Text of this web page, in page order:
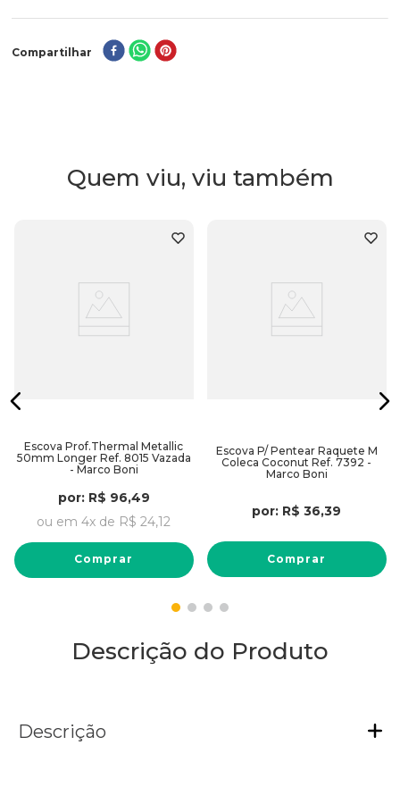
Compartilhar
Quem viu, viu também
Escova Prof.Thermal Metallic
50mm Longer Ref. 8015 Vazada
- Marco Boni
por: R$ 96,49
ou em 4x de R$ 24,12
Comprar
Escova P/ Pentear Raquete M
Coleca Coconut Ref. 7392 -
Marco Boni
por: R$ 36,39
Comprar
Descrição do Produto
Descrição